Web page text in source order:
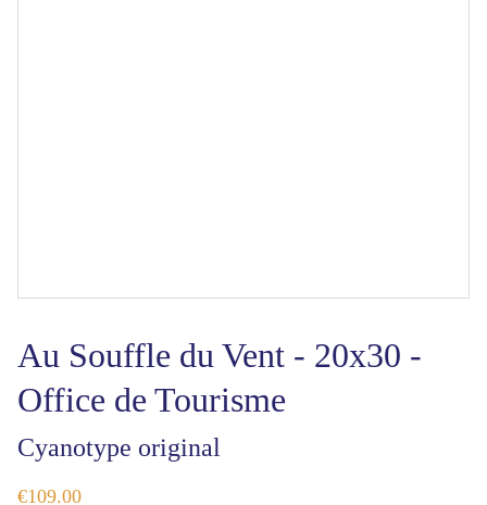
Au Souffle du Vent - 20x30 -
Office de Tourisme
Cyanotype original
€109.00